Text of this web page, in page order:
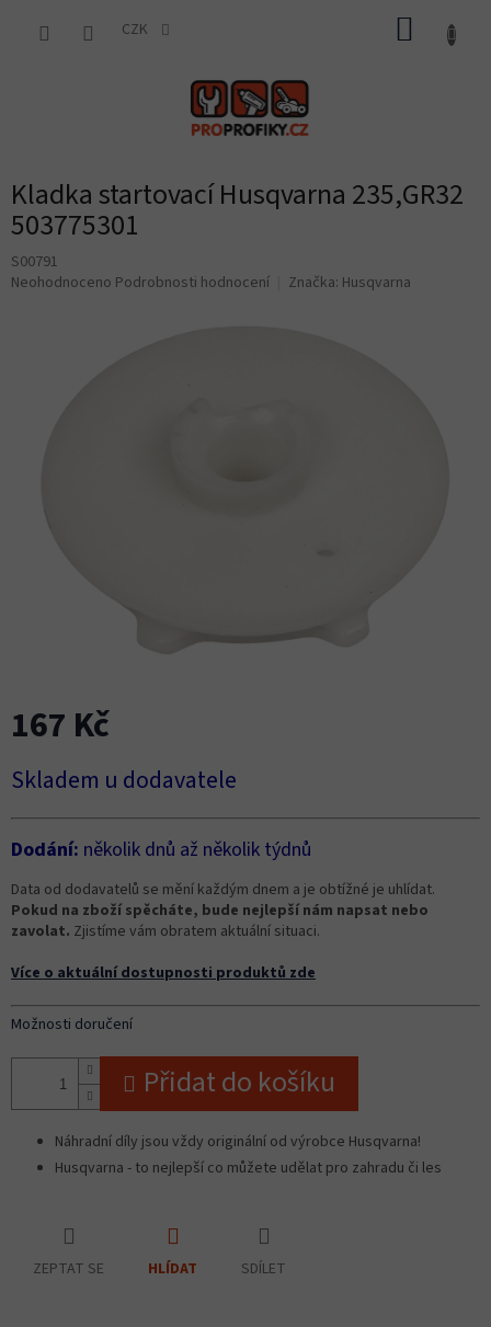
CZK
Kladka startovací Husqvarna 235,GR32
503775301
S00791
Průměrné
Neohodnoceno Podrobnosti hodnocení Značka: Husqvarna
167 Kč
cena:
Skladem u dodavatele
Dodání: několik dnů až několik týdnů
Data od dodavatelů se mění každým dnem a je obtížné je uhlídat.
Pokud na zboží spěcháte, bude nejlepší nám napsat nebo
zavolat. Zjistíme vám obratem aktuální situaci.
Více o aktuální dostupnosti produktů zde
Možnosti doručení
Přidat do košíku
Náhradní díly jsou vždy originální od výrobce Husqvarna!
Husqvarna - to nejlepší co můžete udělat pro zahradu či les
ZEPTAT SE HLÍDAT SDÍLET